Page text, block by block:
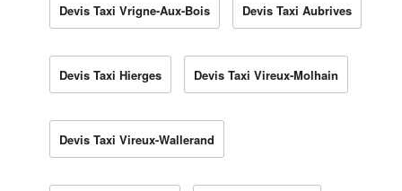
Devis Taxi Vrigne-Aux-Bois Devis Taxi Aubrives
Devis Taxi Hierges Devis Taxi Vireux-Molhain
Devis Taxi Vireux-Wallerand